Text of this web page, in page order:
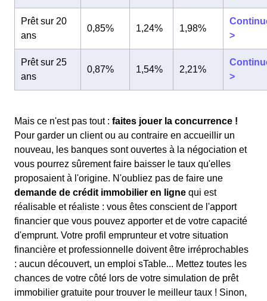
Prêt sur 20
ans
0,85% 1,24% 1,98%
>
Prêt sur 25
ans
0,87% 1,54% 2,21%
>
Mais ce n'est pas tout : faites jouer la concurrence !
Pour garder un client ou au contraire en accueillir un
nouveau, les banques sont ouvertes à la négociation et
vous pourrez sûrement faire baisser le taux qu'elles
proposaient à l'origine. N'oubliez pas de faire une
demande de crédit immobilier en ligne qui est
réalisable et réaliste : vous êtes conscient de l'apport
financier que vous pouvez apporter et de votre capacité
d'emprunt. Votre profil emprunteur et votre situation
financière et professionnelle doivent être irréprochables
: aucun découvert, un emploi sTable... Mettez toutes les
chances de votre côté lors de votre simulation de prêt
immobilier gratuite pour trouver le meilleur taux ! Sinon,